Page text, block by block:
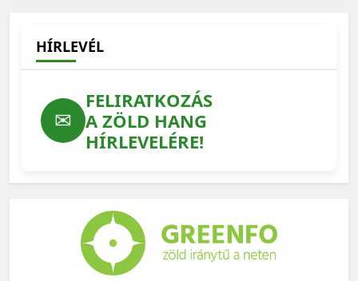
HÍRLEVÉL
✉
FELIRATKOZÁS
A ZÖLD HANG
HÍRLEVELÉRE!